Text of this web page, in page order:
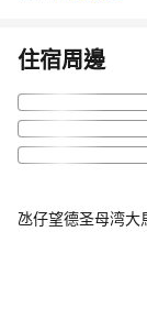
住宿周邊
氹仔望德圣母湾大